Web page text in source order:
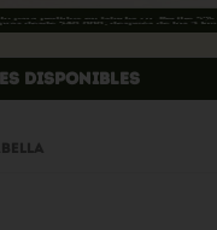
disponibles